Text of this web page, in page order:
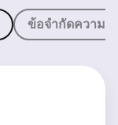
ข้อจำกัดความ